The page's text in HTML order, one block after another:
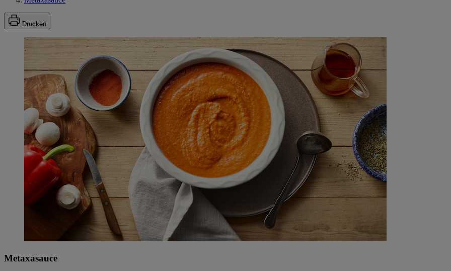
Drucken
Metaxasauce